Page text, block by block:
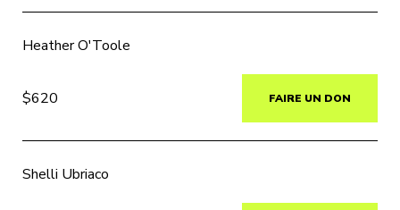
Heather O'Toole
$620 FAIRE UN DON
Shelli Ubriaco